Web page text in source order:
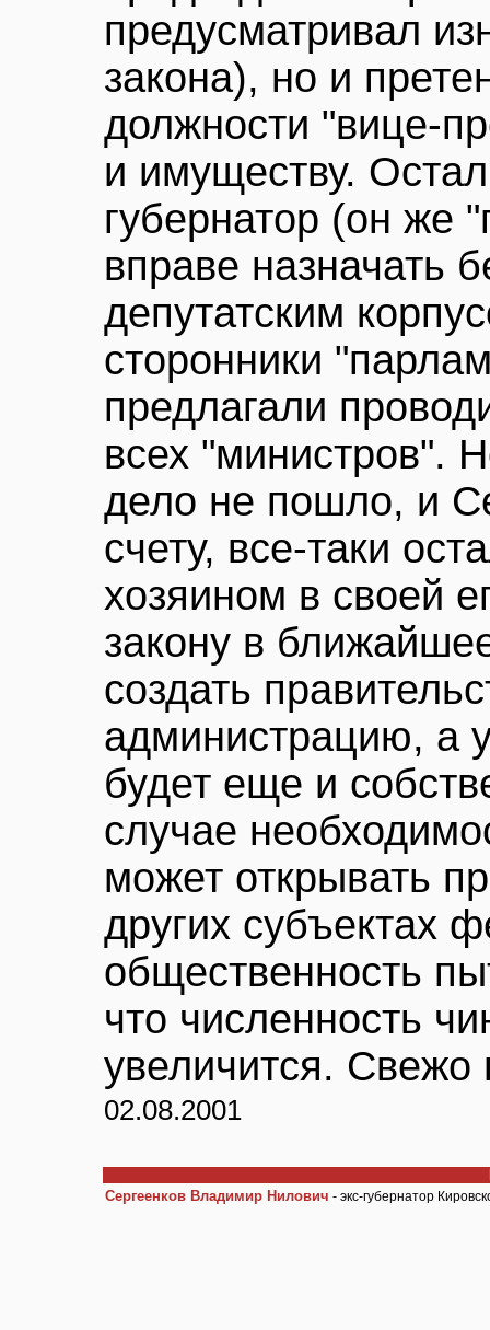
предусматривал
закона), но и
должности "вице-
и имуществу.
губернатор (он же
вправе назначать
депутатским
сторонники
предлагали
всех "министров".
дело не пошло, и
счету, все-таки
хозяином в своей
закону в
создать
администрацию, а
будет еще и
случае
может открывать
других субъектах
общественность
что численность
увеличится. Свежо
02.08.2001
Сергеенков Владимир Нилович - экс-губернатор